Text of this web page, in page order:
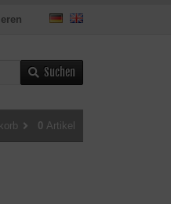
Suchen
0 Artikel